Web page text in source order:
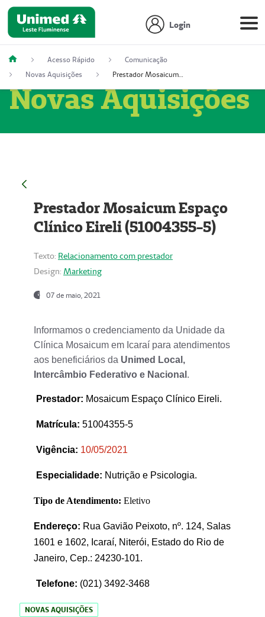
Login
Acesso Rápido
Comunicação
Novas Aquisições
Prestador Mosaicum Espaço Clínico Eireli (51004355-5)
Novas Aquisições
Prestador Mosaicum Espaço
Clínico Eireli (51004355-5)
Texto: Relacionamento com prestador
Design: Marketing
07 de maio, 2021
Informamos o credenciamento da Unidade da
Clínica Mosaicum em Icaraí para atendimentos
aos beneficiários da Unimed Local,
Intercâmbio Federativo e Nacional .
Prestador: Mosaicum Espaço Clínico Eireli.
Matrícula: 51004355-5
Vigência: 10/05/2021
Especialidade: Nutrição e Psicologia.
Tipo de Atendimento: Eletivo
Endereço: Rua Gavião Peixoto, nº. 124, Salas
1601 e 1602, Icaraí, Niterói, Estado do Rio de
Janeiro, Cep.: 24230-101.
Telefone: (021) 3492-3468
NOVAS AQUISIÇÕES